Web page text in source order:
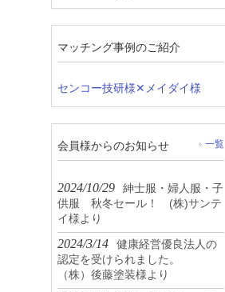
マッチング事例のご紹介
センコー技研様✕メイダイ様
会員様からのお知らせ 一覧
2024/10/29
紳士服・婦人服・子
供服 秋冬セール！ (株)サンテ
イ様より
2024/3/14
健康経営優良法人の
認定を受けられました。
（株）後藤塗装様より